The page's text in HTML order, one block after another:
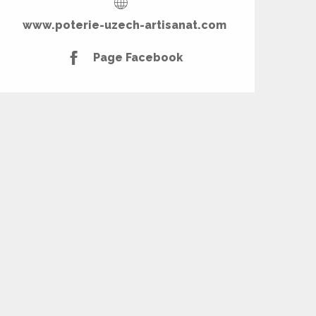
www.poterie-uzech-artisanat.com
Page Facebook